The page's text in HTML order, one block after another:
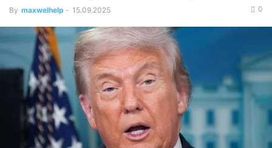
By maxwelhelp - 15.09.2025 0